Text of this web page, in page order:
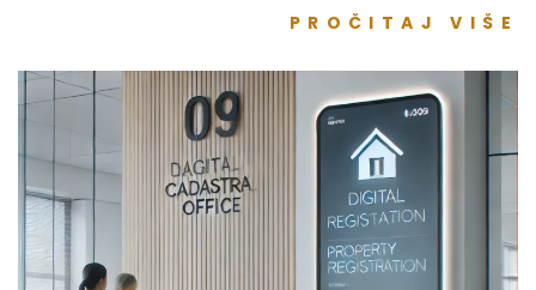
PROČITAJ VIŠE